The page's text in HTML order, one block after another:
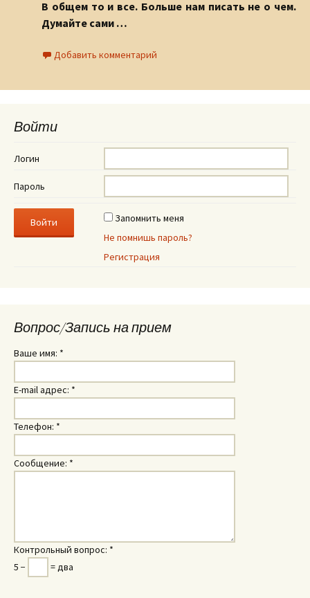
В общем то и все. Больше нам писать не о чем.
Думайте сами …
Добавить комментарий
Войти
Логин
Пароль
Запомнить меня
Не помнишь пароль?
Регистрация
Вопрос/Запись на прием
Ваше имя: *
E-mail адрес: *
Телефон: *
Сообщение: *
Контрольный вопрос: *
5 −
= два